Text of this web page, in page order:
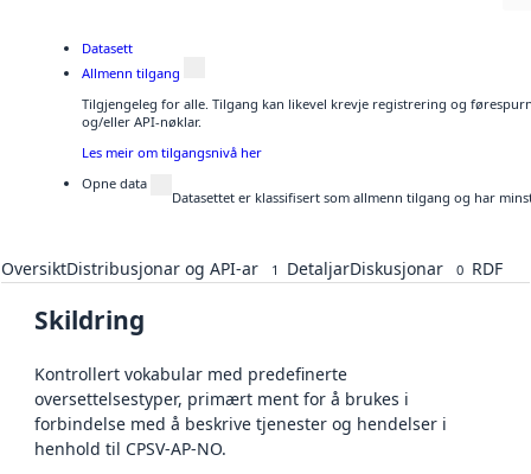
Datasett
Allmenn tilgang
Tilgjengeleg for alle. Tilgang kan likevel krevje registrering og
og/eller API-nøklar.
Les meir om tilgangsnivå her
Opne data
Datasettet er klassifisert som allmenn tilgang og har
OversiktDistribusjonar og API-ar 1 DetaljarDiskusjonar 0 RDF
Skildring
Kontrollert vokabular med predefinerte
oversettelsestyper, primært ment for å brukes i
forbindelse med å beskrive tjenester og hendelser i
henhold til CPSV-AP-NO.